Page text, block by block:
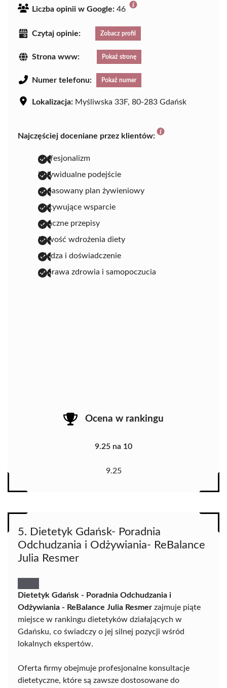
Liczba opinii w Google: 46
Czytaj opinie: Zobacz profil
Strona www: Pokaż stronę
Numer telefonu: Pokaż numer
Lokalizacja: Myśliwska 33F, 80-283 Gdańsk
Najczęściej doceniane przez klientów:
profesjonalizm
indywidualne podejście
dopasowany plan żywieniowy
motywujące wsparcie
smaczne przepisy
łatwość wdrożenia diety
wiedza i doświadczenie
poprawa zdrowia i samopoczucia
Ocena w rankingu
9.25 na 10
9.25
5. Dietetyk Gdańsk- Poradnia
Odchudzania i Odżywiania- ReBalance
Julia Resmer
Dietetyk Gdańsk - Poradnia Odchudzania i
Odżywiania - ReBalance Julia Resmer zajmuje piąte
miejsce w rankingu dietetyków działających w
Gdańsku, co świadczy o jej silnej pozycji wśród
lokalnych ekspertów.
Oferta firmy obejmuje profesjonalne konsultacje
dietetyczne, które są zawsze dostosowane do